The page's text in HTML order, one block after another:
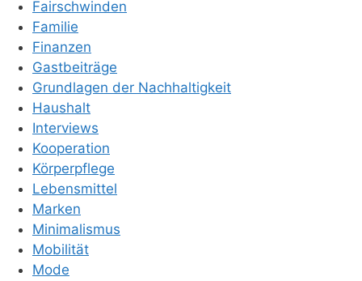
Fairschwinden
Familie
Finanzen
Gastbeiträge
Grundlagen der Nachhaltigkeit
Haushalt
Interviews
Kooperation
Körperpflege
Lebensmittel
Marken
Minimalismus
Mobilität
Mode